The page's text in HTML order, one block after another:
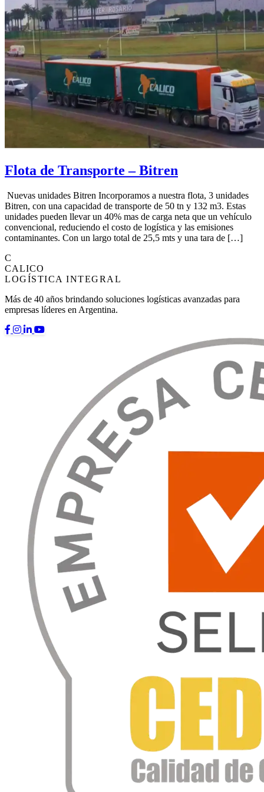
Flota de Transporte – Bitren
Nuevas unidades Bitren Incorporamos a nuestra flota, 3 unidades
Bitren, con una capacidad de transporte de 50 tn y 132 m3. Estas
unidades pueden llevar un 40% mas de carga neta que un vehículo
convencional, reduciendo el costo de logística y las emisiones
contaminantes. Con un largo total de 25,5 mts y una tara de […]
C
CALICO
LOGÍSTICA INTEGRAL
Más de 40 años brindando soluciones logísticas avanzadas para
empresas líderes en Argentina.